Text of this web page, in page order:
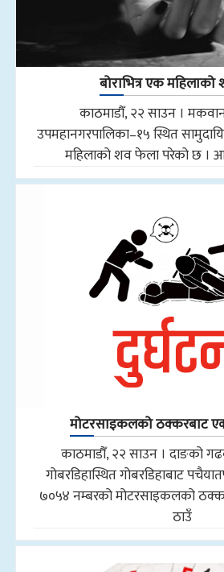
बोराभित्र एक
काठमाडौँ, २२ साउन ।
उपमहानगरपालिका–१५ स्थित
महिलाको शव फेला परेको छ ।
मोटरसाइकलको ठक्करबाट
काठमाडौँ, २२ साउन । दाङको
गोबरडिहास्थित गोबरडिहाबाट
७०५४ नम्बरको मोटरसाइकलको
ठाउँ